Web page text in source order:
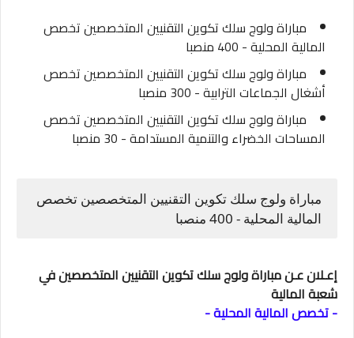
مباراة ولوج سلك تكوين التقنيين المتخصصين تخصص
المالية المحلية - 400 منصبا
مباراة ولوج سلك تكوين التقنيين المتخصصين تخصص
أشغال الجماعات الترابية - 300 منصبا
مباراة ولوج سلك تكوين التقنيين المتخصصين تخصص
المساحات الخضراء والتنمية المستدامة - 30 منصبا
مباراة ولوج سلك تكوين التقنيين المتخصصين تخصص
المالية المحلية - 400 منصبا
إعـلان عـن مباراة ولوج سلك تكوين التقنيين المتخصصين في
شعبة المالية
- تخصص المالية المحلية-